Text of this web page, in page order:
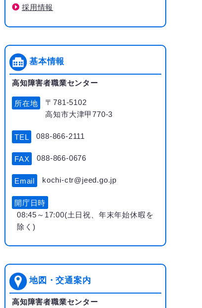
採用情報
基本情報
高知障害者職業センター
所在地
〒781-5102
高知市大津甲770-3
TEL 088-866-2111
FAX 088-866-0676
Email kochi-ctr@jeed.go.jp
開庁日時
08:45～17:00(土日祝、年末年始休暇を
除く)
地図・交通案内
高知障害者職業センター